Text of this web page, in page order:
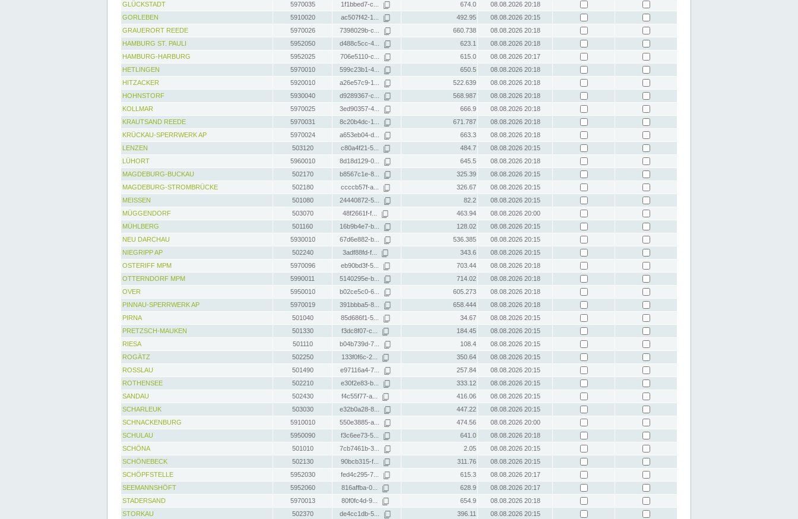
GLÜCKSTADT
5970035 1f1bbed7-c... 674.0
08.08.2026 20:18
GORLEBEN
5910020 ac507f42-1... 492.95
08.08.2026 20:15
GRAUERORT REEDE
5970026 7398029b-c... 660.738
08.08.2026 20:18
HAMBURG ST. PAULI
5952050 d488c5cc-4... 623.1
08.08.2026 20:18
HAMBURG-HARBURG
5952025 706e5110-c... 615.0
08.08.2026 20:17
HETLINGEN
5970010 599c23b1-4... 650.5
08.08.2026 20:18
HITZACKER
5920010 a26e57c9-1... 522.639
08.08.2026 20:18
HOHNSTORF
5930040 d9289367-c... 568.987
08.08.2026 20:18
KOLLMAR
5970025 3ed90357-4... 666.9
08.08.2026 20:18
KRAUTSAND REEDE
5970031 8c20b4dc-1... 671.787
08.08.2026 20:18
KRÜCKAU-SPERRWERK AP
5970024 a653eb04-d... 663.3
08.08.2026 20:18
LENZEN
503120 c80a4f21-5... 484.7
08.08.2026 20:15
LÜHORT
5960010 8d18d129-0... 645.5
08.08.2026 20:18
MAGDEBURG-BUCKAU
502170 b8567c1e-8... 325.39
08.08.2026 20:15
MAGDEBURG-STROMBRÜCKE
502180 ccccb57f-a... 326.67
08.08.2026 20:15
MEISSEN
501080 24440872-5... 82.2
08.08.2026 20:15
MÜGGENDORF
503070 48f2661f-f... 463.94
08.08.2026 20:00
MÜHLBERG
501160 16b9b4e7-b... 128.02
08.08.2026 20:15
NEU DARCHAU
5930010 67d6e882-b... 536.385
08.08.2026 20:15
NIEGRIPP AP
502240 3adf88fd-f... 343.6
08.08.2026 20:15
OSTERIFF MPM
5970096 eb90bd3f-5... 703.44
08.08.2026 20:18
OTTERNDORF MPM
5990011 5140295e-b... 714.02
08.08.2026 20:18
OVER
5950010 b02ce5c0-6... 605.273
08.08.2026 20:18
PINNAU-SPERRWERK AP
5970019 391bbba5-8... 658.444
08.08.2026 20:18
PIRNA
501040 85d686f1-5... 34.67
08.08.2026 20:15
PRETZSCH-MAUKEN
501330 f3dc8f07-c... 184.45
08.08.2026 20:15
RIESA
501110 b04b739d-7... 108.4
08.08.2026 20:15
ROGÄTZ
502250 133f0f6c-2... 350.64
08.08.2026 20:15
ROSSLAU
501490 e97116a4-7... 257.84
08.08.2026 20:15
ROTHENSEE
502210 e30f2e83-b... 333.12
08.08.2026 20:15
SANDAU
502430 f4c55f77-a... 416.06
08.08.2026 20:15
SCHARLEUK
503030 e32b0a28-8... 447.22
08.08.2026 20:15
SCHNACKENBURG
5910010 550e3885-a... 474.56
08.08.2026 20:00
SCHULAU
5950090 f3c6ee73-5... 641.0
08.08.2026 20:18
SCHÖNA
501010 7cb7461b-3... 2.05
08.08.2026 20:15
SCHÖNEBECK
502130 90bcb315-f... 311.76
08.08.2026 20:15
SCHÖPFSTELLE
5952030 fed4c295-7... 615.3
08.08.2026 20:17
SEEMANNSHÖFT
5952060 816affba-0... 628.9
08.08.2026 20:17
STADERSAND
5970013 80f0fc4d-9... 654.9
08.08.2026 20:18
STORKAU
502370 de4cc1db-5... 396.11 08.08.2026 20:15